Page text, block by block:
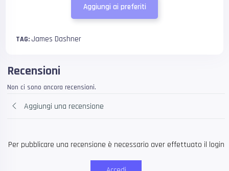
Aggiungi ai preferiti
TAG: James Dashner
Recensioni
Non ci sono ancora recensioni.
Aggiungi una recensione
Per pubblicare una recensione è necessario aver effettuato il login